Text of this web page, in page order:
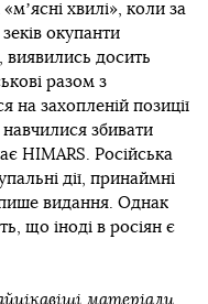
«мʼясні хвилі», коли за
окупанти
виявились досить
разом з
на захопленій позиції
збивати
HIMARS. Російська
дії, принаймні
видання. Однак
що іноді в росіян є
матеріали